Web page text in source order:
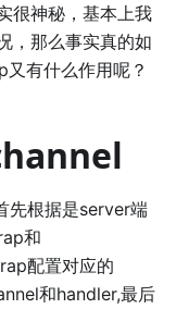
很神秘，基本上我
，那么事实真的如
有什么作用呢？
先根据是server端
和
配置对应的
和handler,最后